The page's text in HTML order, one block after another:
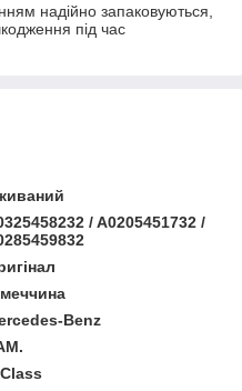
надійно запаковуються,
під час
/ A0205451732 /
Benz